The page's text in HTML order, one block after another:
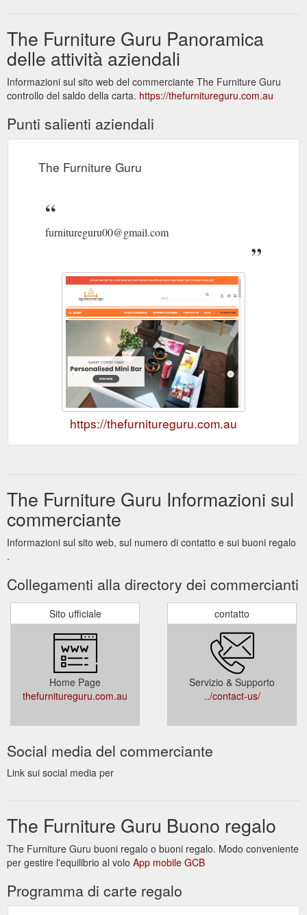
The Furniture Guru Panoramica
delle attività aziendali
Informazioni sul sito web del commerciante The Furniture Guru
controllo del saldo della carta. https://thefurnitureguru.com.au
Punti salienti aziendali
The Furniture Guru
furnitureguru00@gmail.com
https://thefurnitureguru.com.au
The Furniture Guru Informazioni sul
commerciante
Informazioni sul sito web, sul numero di contatto e sui buoni regalo
.
Collegamenti alla directory dei commercianti
Sito ufficiale
Home Page
thefurnitureguru.com.au
contatto
Servizio & Supporto
../contact-us/
Social media del commerciante
Link sui social media per
The Furniture Guru Buono regalo
The Furniture Guru buoni regalo o buoni regalo. Modo conveniente
per gestire l'equilibrio al volo App mobile GCB
Programma di carte regalo